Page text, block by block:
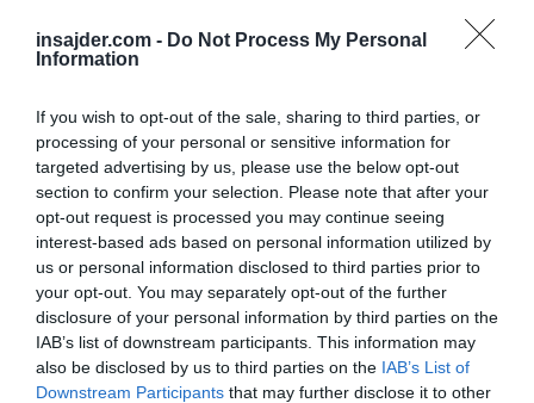
insajder.com - Do Not Process My Personal
Information
If you wish to opt-out of the sale, sharing to third parties, or
processing of your personal or sensitive information for
targeted advertising by us, please use the below opt-out
section to confirm your selection. Please note that after your
opt-out request is processed you may continue seeing
interest-based ads based on personal information utilized by
us or personal information disclosed to third parties prior to
your opt-out. You may separately opt-out of the further
disclosure of your personal information by third parties on the
IAB’s list of downstream participants. This information may
also be disclosed by us to third parties on the IAB’s List of
Downstream Participants that may further disclose it to other
Zanimivo je, kako veliko število posameznikov
v Sloveniji na družbenih omrežjih sprejema
takšno absurdno in z zgodovinskimi dejstvi
skregano logiko.